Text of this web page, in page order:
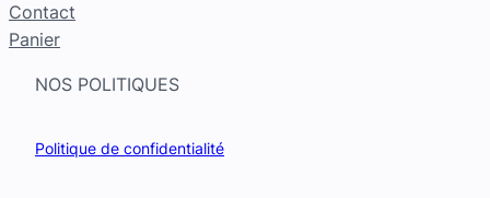
Contact
Panier
NOS POLITIQUES
Politique de confidentialité